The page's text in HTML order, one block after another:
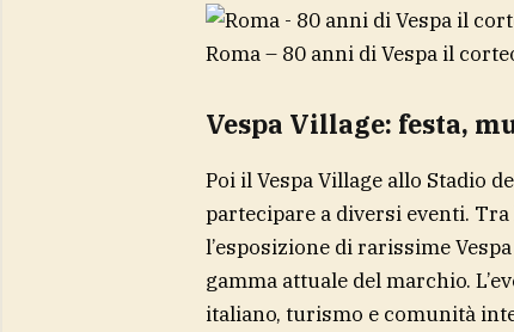
Roma – 80 anni di Vespa il
Vespa Village: festa,
Poi il Vespa Village allo Stadio
partecipare a diversi eventi.
l’esposizione di rarissime
gamma attuale del marchio.
italiano, turismo e comunità